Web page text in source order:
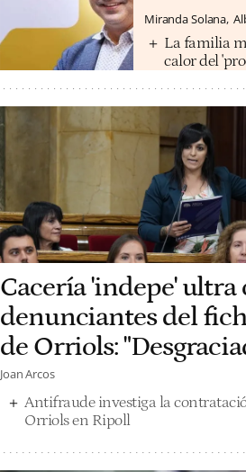
Miranda Solana
La familia
calor del
Cacería 'indepe' ultra
denunciantes del
de Orriols:
Joan Arcos
Antifraude investiga la
Orriols en Ripoll